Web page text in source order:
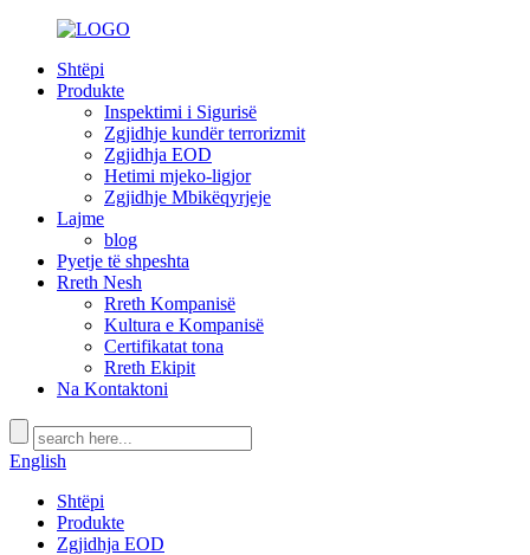
Shtëpi
Produkte
Inspektimi i Sigurisë
Zgjidhje kundër terrorizmit
Zgjidhja EOD
Hetimi mjeko-ligjor
Zgjidhje Mbikëqyrjeje
Lajme
blog
Pyetje të shpeshta
Rreth Nesh
Rreth Kompanisë
Kultura e Kompanisë
Certifikatat tona
Rreth Ekipit
Na Kontaktoni
English
Shtëpi
Produkte
Zgjidhja EOD